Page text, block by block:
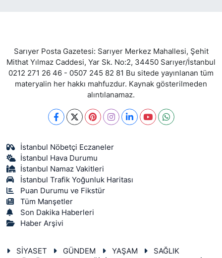
Sarıyer Posta Gazetesi: Sarıyer Merkez Mahallesi, Şehit
Mithat Yılmaz Caddesi, Yar Sk. No:2, 34450 Sarıyer/İstanbul
0212 271 26 46 - 0507 245 82 81 Bu sitede yayınlanan tüm
materyalin her hakkı mahfuzdur. Kaynak gösterilmeden
alıntılanamaz.
İstanbul Nöbetçi Eczaneler
İstanbul Hava Durumu
İstanbul Namaz Vakitleri
İstanbul Trafik Yoğunluk Haritası
Puan Durumu ve Fikstür
Tüm Manşetler
Son Dakika Haberleri
Haber Arşivi
SİYASET GÜNDEM YAŞAM
SAĞLIK